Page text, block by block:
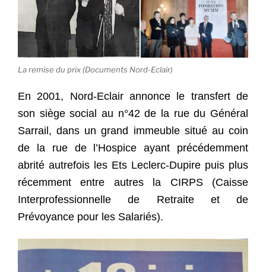
La remise du prix (Documents Nord-Eclair)
En 2001, Nord-Eclair annonce le transfert de
son siège social au n°42 de la rue du Général
Sarrail, dans un grand immeuble situé au coin
de la rue de l’Hospice ayant précédemment
abrité autrefois les Ets Leclerc-Dupire puis plus
récemment entre autres la CIRPS (Caisse
Interprofessionnelle de Retraite et de
Prévoyance pour les Salariés).